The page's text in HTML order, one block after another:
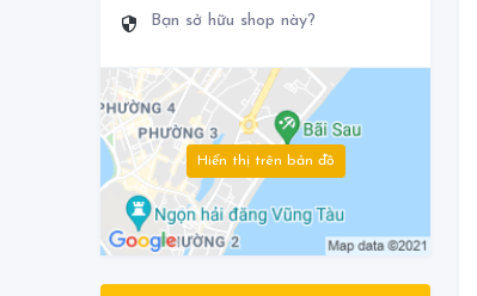
Bạn sở hữu shop này?
Hiển thị trên bản đồ